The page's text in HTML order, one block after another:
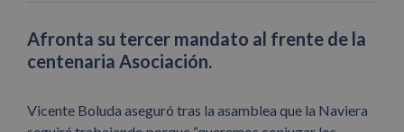
Afronta su tercer mandato al frente de la
centenaria Asociación.
Vicente Boluda aseguró tras la asamblea que la Naviera